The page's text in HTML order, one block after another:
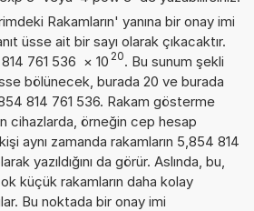
Rakamların' yanına bir onay imi
üsse ait bir sayı olarak çıkacaktır.
761 536 × 10 20. Bu sunum şekli
bölünecek, burada 20 ve burada
814 761 536. Rakam gösterme
cihazlarda, örneğin cep hesap
aynı zamanda rakamların 5,854 814
yazıldığını da görür. Aslında, bu,
küçük rakamların daha kolay
Bu noktada bir onay imi